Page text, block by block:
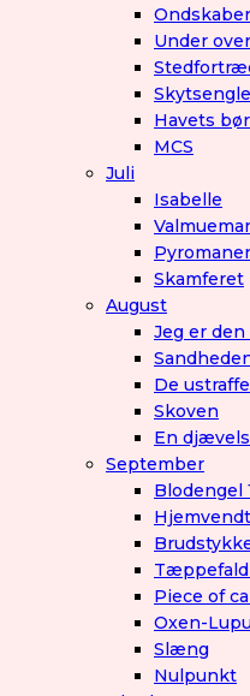
Under
Havets
MCS
Juli
Isabelle
Skamferet
August
Jeg er
De
Skoven
En
September
Blodengel
Tæppefald
Piece of
Oxen-
Slæng
Nulpunkt